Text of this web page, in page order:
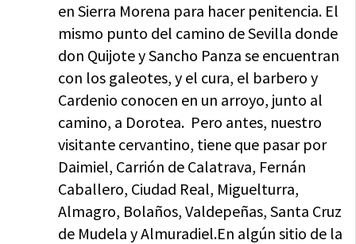
en Sierra Morena para hacer penitencia. El
mismo punto del camino de Sevilla donde
don Quijote y Sancho Panza se encuentran
con los galeotes, y el cura, el barbero y
Cardenio conocen en un arroyo, junto al
camino, a Dorotea. Pero antes, nuestro
visitante cervantino, tiene que pasar por
Daimiel, Carrión de Calatrava, Fernán
Caballero, Ciudad Real, Miguelturra,
Almagro, Bolaños, Valdepeñas, Santa Cruz
de Mudela y Almuradiel.En algún sitio de la